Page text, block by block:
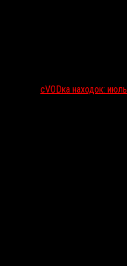
сVODка находок: июль